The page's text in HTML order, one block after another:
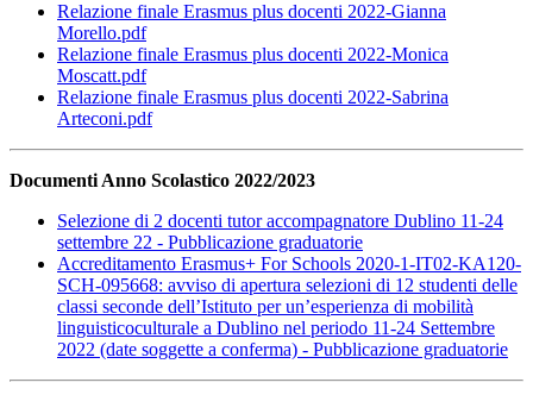
Relazione finale Erasmus plus docenti 2022-Gianna
Morello.pdf
Relazione finale Erasmus plus docenti 2022-Monica
Moscatt.pdf
Relazione finale Erasmus plus docenti 2022-Sabrina
Arteconi.pdf
Documenti Anno Scolastico 2022/2023
Selezione di 2 docenti tutor accompagnatore Dublino 11-24
settembre 22 - Pubblicazione graduatorie
Accreditamento Erasmus+ For Schools 2020-1-IT02-KA120-
SCH-095668: avviso di apertura selezioni di 12 studenti delle
classi seconde dell’Istituto per un’esperienza di mobilità
linguisticoculturale a Dublino nel periodo 11-24 Settembre
2022 (date soggette a conferma) - Pubblicazione graduatorie